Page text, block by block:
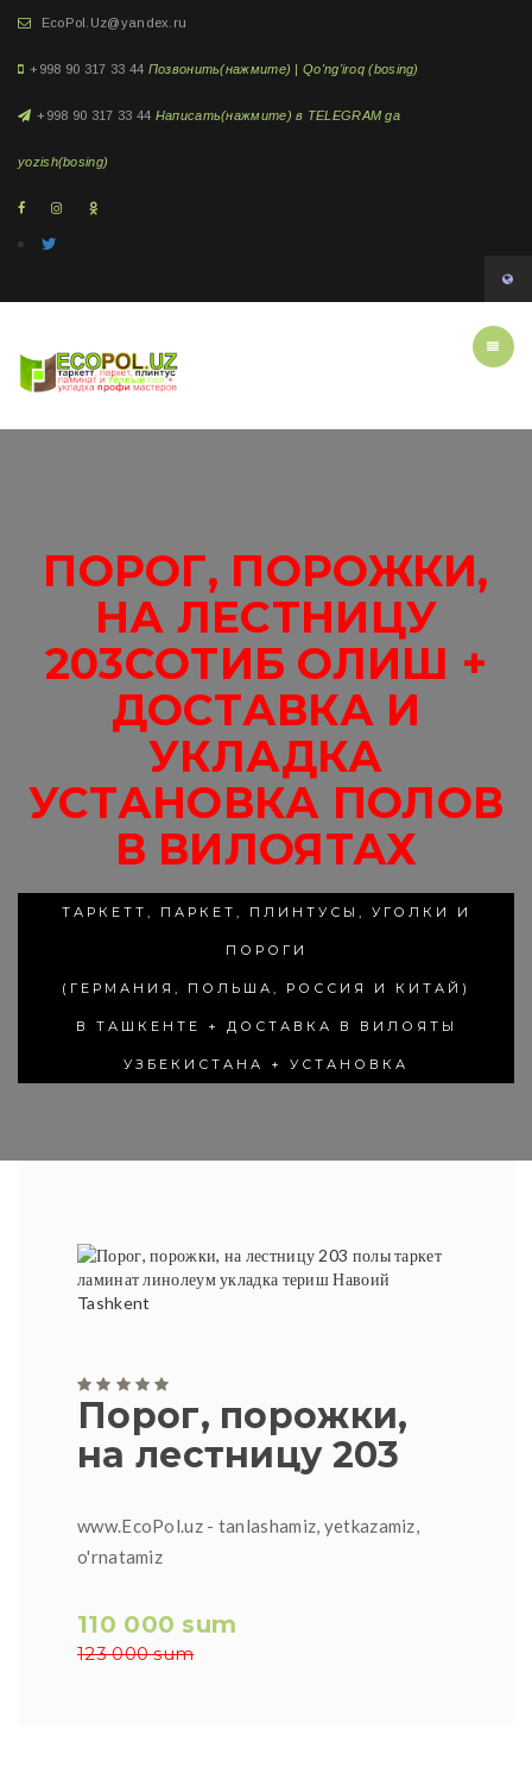
EcoPol.Uz@yandex.ru
+998 90 317 33 44 Позвонить(нажмите) | Qo'ng'iroq (bosing)
+998 90 317 33 44 Написать(нажмите) в TELEGRAM ga
yozish(bosing)
ПОРОГ, ПОРОЖКИ,
НА ЛЕСТНИЦУ
203СОТИБ ОЛИШ +
ДОСТАВКА И
УКЛАДКА
УСТАНОВКА ПОЛОВ
В ВИЛОЯТАХ
ТАРКЕТТ, ПАРКЕТ, ПЛИНТУСЫ, УГОЛКИ И
ПОРОГИ
(ГЕРМАНИЯ, ПОЛЬША, РОССИЯ И КИТАЙ)
В ТАШКЕНТЕ + ДОСТАВКА В ВИЛОЯТЫ
УЗБЕКИСТАНА + УСТАНОВКА
Порог, порожки,
на лестницу 203
www.EcoPol.uz - tanlashamiz, yetkazamiz,
o'rnatamiz
110 000 sum
123 000 sum